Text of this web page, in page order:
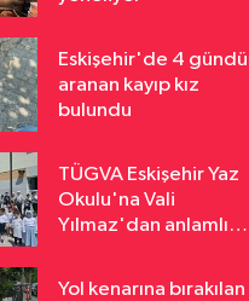
Eskişehir'de 4
aranan kayıp kız
bulundu
TÜGVA Eskişehir Yaz
Okulu'na Vali
Yılmaz'dan anlamlı
Yol kenarına bırakılan